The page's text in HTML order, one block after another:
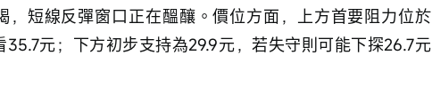
，短線反彈窗口正在醞釀。價位方面，上方首要阻力位於
元；下方初步支持為29.9元，若失守則可能下探26.7元